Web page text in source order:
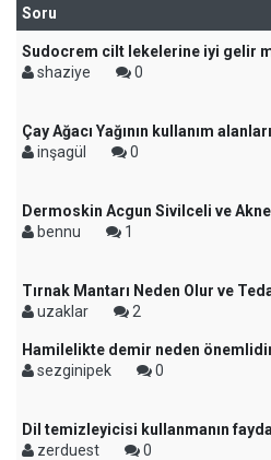
Soru
Sudocrem cilt lekelerine iyi gelir
shaziye
0
Çay Ağacı Yağının kullanım
inşagül
0
Dermoskin Acgun Sivilceli ve
bennu
1
Tırnak Mantarı Neden Olur ve
uzaklar
2
Hamilelikte demir neden
sezginipek
0
Dil temizleyicisi kullanmanın
zerduest
0